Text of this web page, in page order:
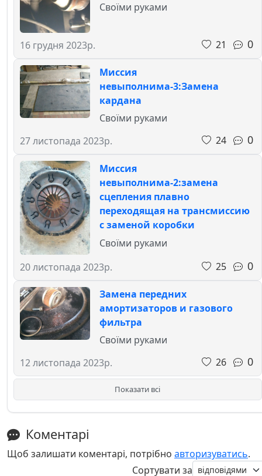
16 грудня 2023р.
Своїми руками
21 0
Миссия
невыполнима-3:Замена
кардана
27 листопада 2023р.
Своїми руками
24
0
Миссия
невыполнима-2:замена
сцепления плавно
переходящая на трансмиссию
с заменой коробки
20 листопада 2023р.
Своїми руками
25
0
Замена передних
амортизаторов и газового
фильтра
12 листопада 2023р.
Своїми руками
26
0
Показати всі
Коментарі
Щоб залишати коментарі, потрібно авторизуватись.
Сортувати за